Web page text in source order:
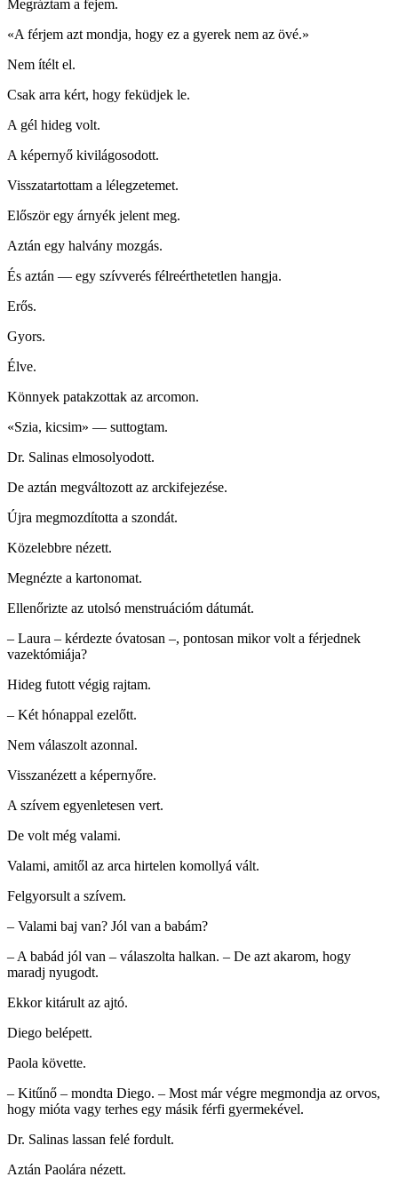
Megráztam a fejem.
«A férjem azt mondja, hogy ez a gyerek nem az övé.»
Nem ítélt el.
Csak arra kért, hogy feküdjek le.
A gél hideg volt.
A képernyő kivilágosodott.
Visszatartottam a lélegzetemet.
Először egy árnyék jelent meg.
Aztán egy halvány mozgás.
És aztán — egy szívverés félreérthetetlen hangja.
Erős.
Gyors.
Élve.
Könnyek patakzottak az arcomon.
«Szia, kicsim» — suttogtam.
Dr. Salinas elmosolyodott.
De aztán megváltozott az arckifejezése.
Újra megmozdította a szondát.
Közelebbre nézett.
Megnézte a kartonomat.
Ellenőrizte az utolsó menstruációm dátumát.
– Laura – kérdezte óvatosan –, pontosan mikor volt a férjednek
vazektómiája?
Hideg futott végig rajtam.
– Két hónappal ezelőtt.
Nem válaszolt azonnal.
Visszanézett a képernyőre.
A szívem egyenletesen vert.
De volt még valami.
Valami, amitől az arca hirtelen komollyá vált.
Felgyorsult a szívem.
– Valami baj van? Jól van a babám?
– A babád jól van – válaszolta halkan. – De azt akarom, hogy
maradj nyugodt.
Ekkor kitárult az ajtó.
Diego belépett.
Paola követte.
– Kitűnő – mondta Diego. – Most már végre megmondja az orvos,
hogy mióta vagy terhes egy másik férfi gyermekével.
Dr. Salinas lassan felé fordult.
Aztán Paolára nézett.